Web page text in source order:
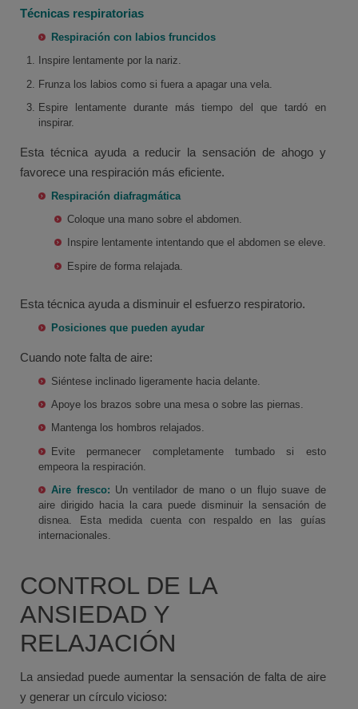
Técnicas respiratorias
Respiración con labios fruncidos
Inspire lentamente por la nariz.
Frunza los labios como si fuera a apagar una vela.
Espire lentamente durante más tiempo del que tardó en
inspirar.
Esta técnica ayuda a reducir la sensación de ahogo y
favorece una respiración más eficiente.
Respiración diafragmática
Coloque una mano sobre el abdomen.
Inspire lentamente intentando que el abdomen se eleve.
Espire de forma relajada.
Esta técnica ayuda a disminuir el esfuerzo respiratorio.
Posiciones que pueden ayudar
Cuando note falta de aire:
Siéntese inclinado ligeramente hacia delante.
Apoye los brazos sobre una mesa o sobre las piernas.
Mantenga los hombros relajados.
Evite permanecer completamente tumbado si esto
empeora la respiración.
Aire fresco: Un ventilador de mano o un flujo suave de
aire dirigido hacia la cara puede disminuir la sensación de
disnea. Esta medida cuenta con respaldo en las guías
internacionales.
CONTROL DE LA
ANSIEDAD Y
RELAJACIÓN
La ansiedad puede aumentar la sensación de falta de aire
y generar un círculo vicioso: